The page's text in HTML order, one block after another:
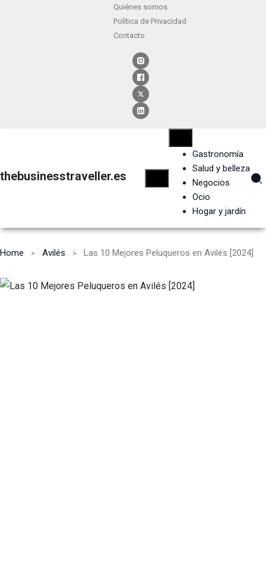
Quiénes somos
Política de Privacidad
Contacto
thebusinesstraveller.es
Gastronomía
Salud y belleza
Negocios
Ocio
Hogar y jardín
Home Avilés Las 10 Mejores Peluqueros en Avilés [2024]